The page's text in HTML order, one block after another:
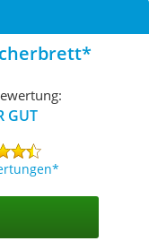
GUT